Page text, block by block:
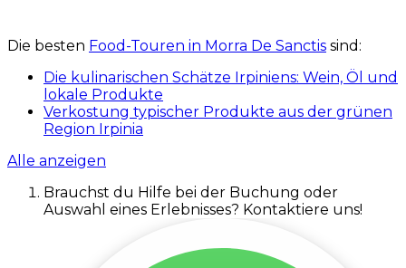
Die besten Food-Touren in Morra De Sanctis sind:
Die kulinarischen Schätze Irpiniens: Wein, Öl und
lokale Produkte
Verkostung typischer Produkte aus der grünen
Region Irpinia
Alle anzeigen
Brauchst du Hilfe bei der Buchung oder
Auswahl eines Erlebnisses? Kontaktiere uns!